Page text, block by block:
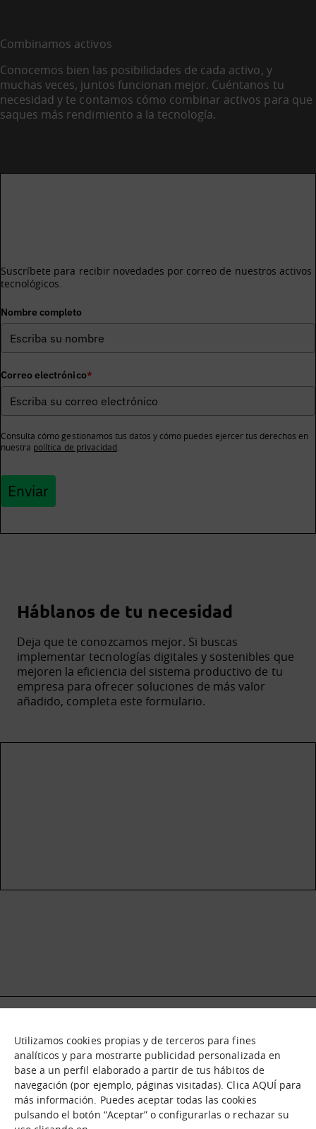
Utilizamos cookies propias y de terceros para fines
analíticos y para mostrarte publicidad personalizada en
base a un perfil elaborado a partir de tus hábitos de
navegación (por ejemplo, páginas visitadas). Clica AQUÍ para
más información. Puedes aceptar todas las cookies
pulsando el botón “Aceptar” o configurarlas o rechazar su
Combinamos activos
Conocemos bien las posibilidades de cada activo, y
muchas veces, juntos funcionan mejor. Cuéntanos tu
necesidad y te contamos cómo combinar activos para que
saques más rendimiento a la tecnología.
Suscríbete para recibir novedades por correo de nuestros activos
tecnológicos.
Nombre completo
Correo electrónico*
Consulta cómo gestionamos tus datos y cómo puedes ejercer tus derechos en
nuestra política de privacidad.
Enviar
Háblanos de tu necesidad
Deja que te conozcamos mejor. Si buscas
implementar tecnologías digitales y sostenibles que
mejoren la eficiencia del sistema productivo de tu
empresa para ofrecer soluciones de más valor
añadido, completa este formulario.
Qué es
Nodos
Nuestra oferta
Catálogo de activos
Jornadas de inmersión
Experiencias
Contáctanos